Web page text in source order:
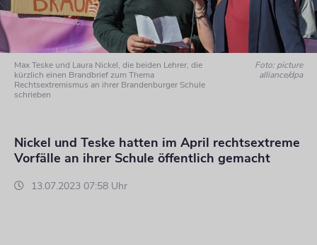
Max Teske und Laura Nickel, die beiden Lehrer, die
kürzlich einen Brandbrief zum Thema
Rechtsextremismus an ihrer Brandenburger Schule
schrieben
Foto: picture
alliance/dpa
Nickel und Teske hatten im April rechtsextreme
Vorfälle an ihrer Schule öffentlich gemacht
13.07.2023 07:58 Uhr